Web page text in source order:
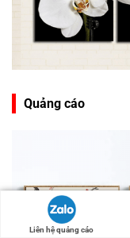
Quảng cáo
Liên hệ quảng cáo